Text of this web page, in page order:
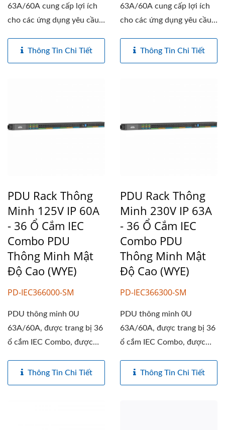
63A/60A cung cấp lợi ích
cho các ứng dụng yêu cầu
Thông Tin Chi Tiết
63A/60A cung cấp lợi ích
cho các ứng dụng yêu cầu
Thông Tin Chi Tiết
PDU Rack Thông
Minh 125V IP 60A
- 36 Ổ Cắm IEC
Combo PDU
Thông Minh Mật
Độ Cao (WYE)
PD-IEC366000-SM
PDU thông minh 0U
63A/60A, được trang bị 36
ổ cắm IEC Combo, được
Thông Tin Chi Tiết
PDU Rack Thông
Minh 230V IP 63A
- 36 Ổ Cắm IEC
Combo PDU
Thông Minh Mật
Độ Cao (WYE)
PD-IEC366300-SM
PDU thông minh 0U
63A/60A, được trang bị 36
ổ cắm IEC Combo, được
Thông Tin Chi Tiết